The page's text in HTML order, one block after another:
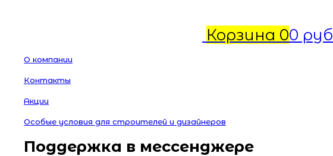
Корзина 00 руб
О компании
Контакты
Акции
Особые условия для строителей и дизайнеров
Поддержка в мессенджере